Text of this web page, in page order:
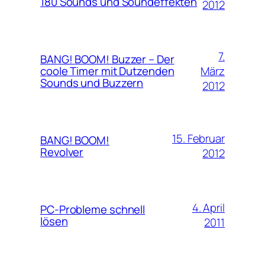
2012
BANG! BOOM! Buzzer – Der
coole Timer mit Dutzenden
Sounds und Buzzern
7.
März
2012
BANG! BOOM!
Revolver
15. Februar
2012
PC-Probleme schnell
lösen
4. April
2011